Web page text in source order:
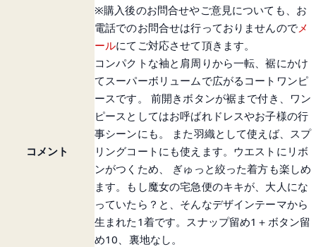
※購入後のお問合せやご意見についても、お
電話でのお問合せは行っておりませんのでメ
ールにてご対応させて頂きます。
コメント
コンパクトな袖と肩周りから一転、裾にかけ
てスーパーボリュームで広がるコートワンピ
ースです。 前開きボタンが裾まで付き、ワン
ピースとしてはお呼ばれドレスやお子様の行
事シーンにも。 また羽織として使えば、スプ
リングコートにも使えます。ウエストにリボ
ンがつくため、 ぎゅっと絞った着方も楽しめ
ます。もし魔女の宅急便のキキが、大人にな
っていたら？と、そんなデザインテーマから
生まれた1着です。スナップ留め1＋ボタン留
め10、裏地なし。